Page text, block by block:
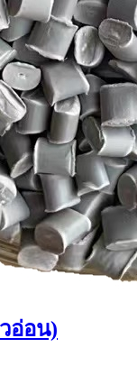
อ่อน)